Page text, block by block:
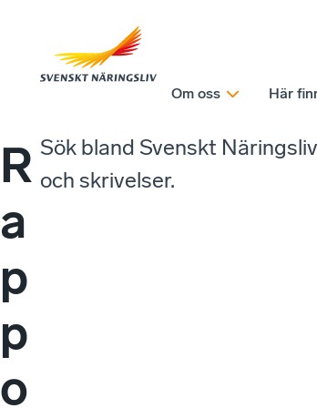
Om oss Här
R
a
p
p
o
Sök bland Svenskt
och skrivelser.